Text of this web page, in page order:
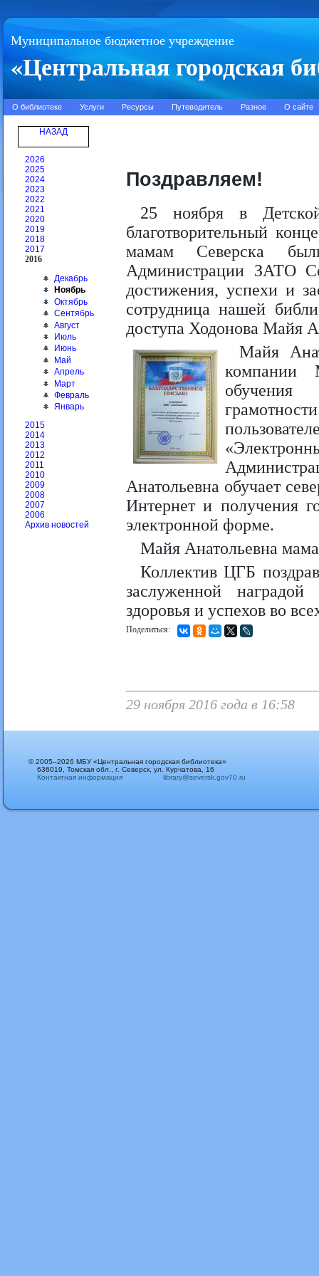
Муниципальное бюджетное учреждение
«Центральная городская
О библиотеке Услуги Ресурсы Путеводитель Разное О сайте
НАЗАД
2026
2025
2024
2023
2022
2021
2020
2019
2018
2017
2016
Декабрь
Ноябрь
Октябрь
Сентябрь
Август
Июль
Июнь
Май
Апрель
Март
Февраль
Январь
2015
2014
2013
2012
2011
2010
2009
2008
2007
2006
Архив новостей
Поздравляем!
25 ноября в
благотворительный
мамам Северска
Администрации ЗАТО
достижения, успехи и
сотрудница нашей
доступа Ходонова Майя
Майя
компании
обучения
Анатольевна обучает
Интернет и получения
электронной форме.
Майя Анатольевна
Коллектив ЦГБ
заслуженной
здоровья и успехов во
Поделиться:
29 ноября 2016 года в 16:58
© 2005–2026 МБУ «Центральная городская библиотека»
636019, Томская обл., г. Северск, ул. Курчатова, 16
Контактная информация
library@seversk.gov70.ru